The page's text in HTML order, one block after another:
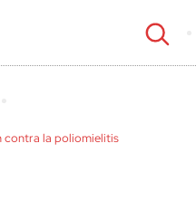
contra la poliomielitis